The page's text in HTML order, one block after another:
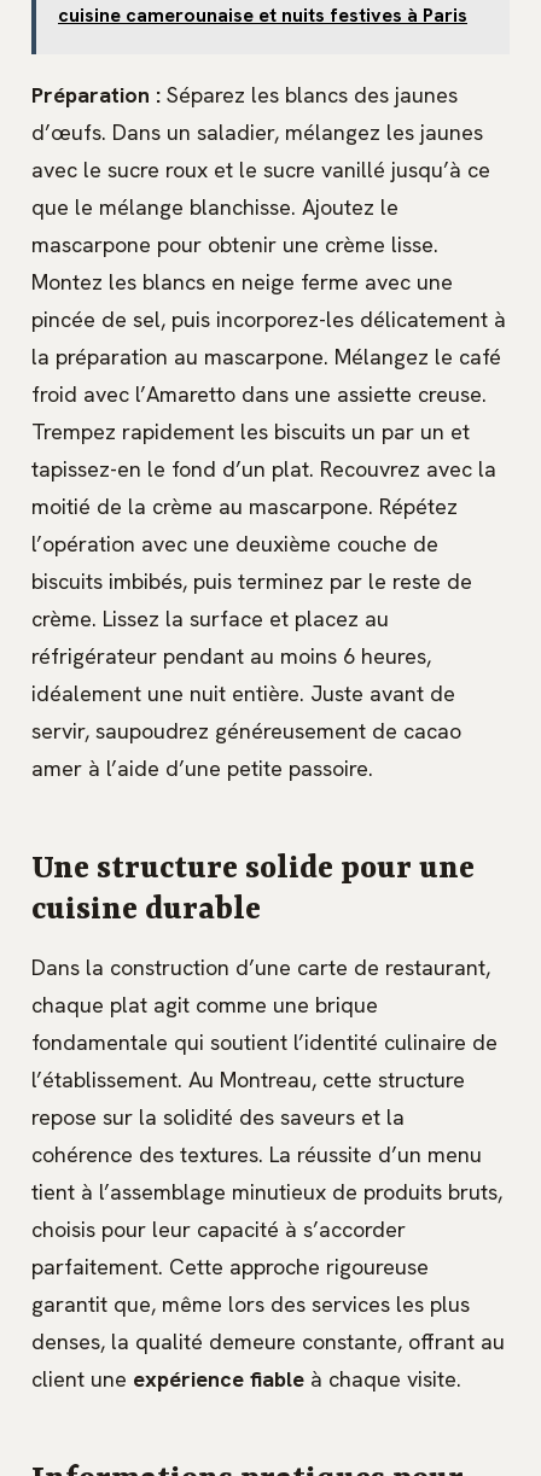
cuisine camerounaise et nuits festives à Paris
Préparation : Séparez les blancs des jaunes
d’œufs. Dans un saladier, mélangez les jaunes
avec le sucre roux et le sucre vanillé jusqu’à ce
que le mélange blanchisse. Ajoutez le
mascarpone pour obtenir une crème lisse.
Montez les blancs en neige ferme avec une
pincée de sel, puis incorporez-les délicatement à
la préparation au mascarpone. Mélangez le café
froid avec l’Amaretto dans une assiette creuse.
Trempez rapidement les biscuits un par un et
tapissez-en le fond d’un plat. Recouvrez avec la
moitié de la crème au mascarpone. Répétez
l’opération avec une deuxième couche de
biscuits imbibés, puis terminez par le reste de
crème. Lissez la surface et placez au
réfrigérateur pendant au moins 6 heures,
idéalement une nuit entière. Juste avant de
servir, saupoudrez généreusement de cacao
amer à l’aide d’une petite passoire.
Une structure solide pour une
cuisine durable
Dans la construction d’une carte de restaurant,
chaque plat agit comme une brique
fondamentale qui soutient l’identité culinaire de
l’établissement. Au Montreau, cette structure
repose sur la solidité des saveurs et la
cohérence des textures. La réussite d’un menu
tient à l’assemblage minutieux de produits bruts,
choisis pour leur capacité à s’accorder
parfaitement. Cette approche rigoureuse
garantit que, même lors des services les plus
denses, la qualité demeure constante, offrant au
client une expérience fiable à chaque visite.